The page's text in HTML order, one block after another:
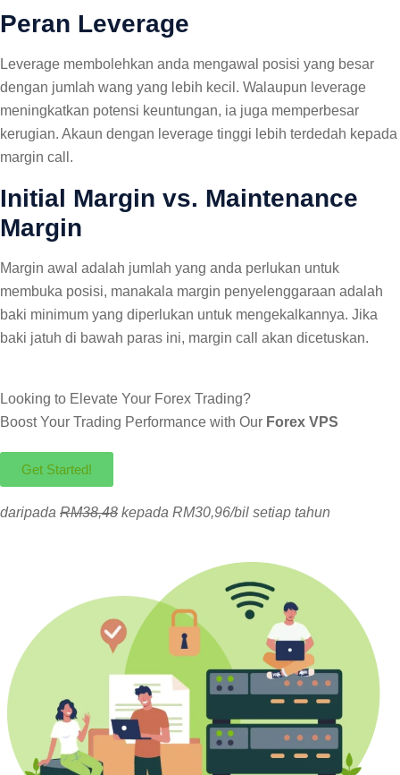
Peran Leverage
Leverage membolehkan anda mengawal posisi yang besar
dengan jumlah wang yang lebih kecil. Walaupun leverage
meningkatkan potensi keuntungan, ia juga memperbesar
kerugian. Akaun dengan leverage tinggi lebih terdedah kepada
margin call.
Initial Margin vs. Maintenance
Margin
Margin awal adalah jumlah yang anda perlukan untuk
membuka posisi, manakala margin penyelenggaraan adalah
baki minimum yang diperlukan untuk mengekalkannya. Jika
baki jatuh di bawah paras ini, margin call akan dicetuskan.
Looking to Elevate Your Forex Trading?
Boost Your Trading Performance with Our Forex VPS
Get Started!
daripada RM38,48 kepada RM30,96/bil setiap tahun